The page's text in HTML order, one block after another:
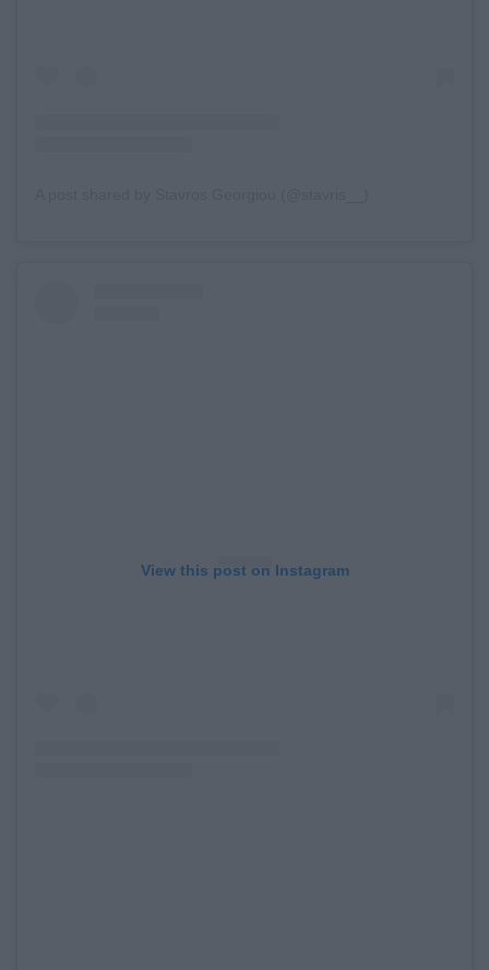
View this post on Instagram